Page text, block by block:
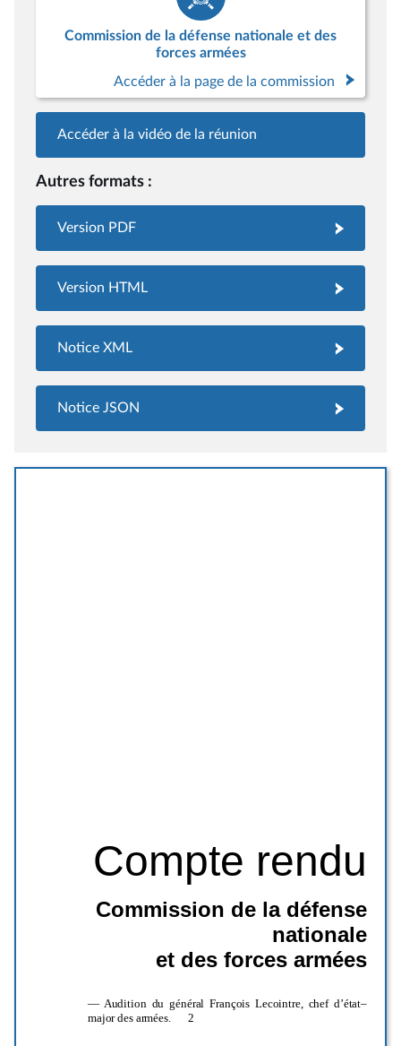
Commission de la défense nationale et des
forces armées
Accéder à la page de la commission
Accéder à la vidéo de la réunion
Autres formats :
Version PDF
Version HTML
Notice XML
Notice JSON